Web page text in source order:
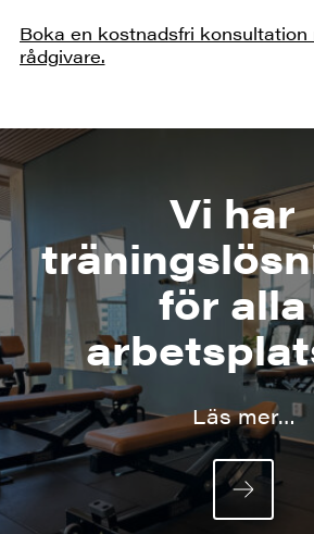
Boka en kostnadsfri konsultation
rådgivare.
Vi har
för alla
Läs mer…